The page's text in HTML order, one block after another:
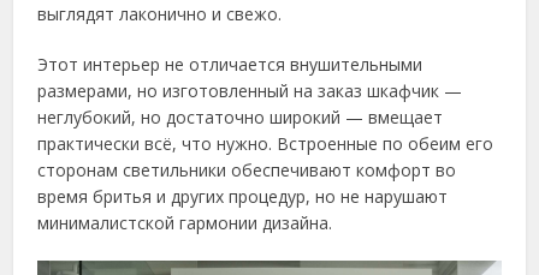
выглядят лаконично и свежо.
Этот интерьер не отличается внушительными
размерами, но изготовленный на заказ шкафчик —
неглубокий, но достаточно широкий — вмещает
практически всё, что нужно. Встроенные по обеим его
сторонам светильники обеспечивают комфорт во
время бритья и других процедур, но не нарушают
минималистской гармонии дизайна.